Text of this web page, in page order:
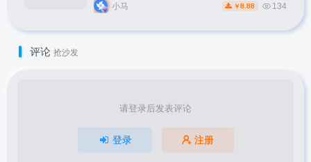
小马 ￥ 8.88 134
评论 抢沙发
请登录后发表评论
登录 注册